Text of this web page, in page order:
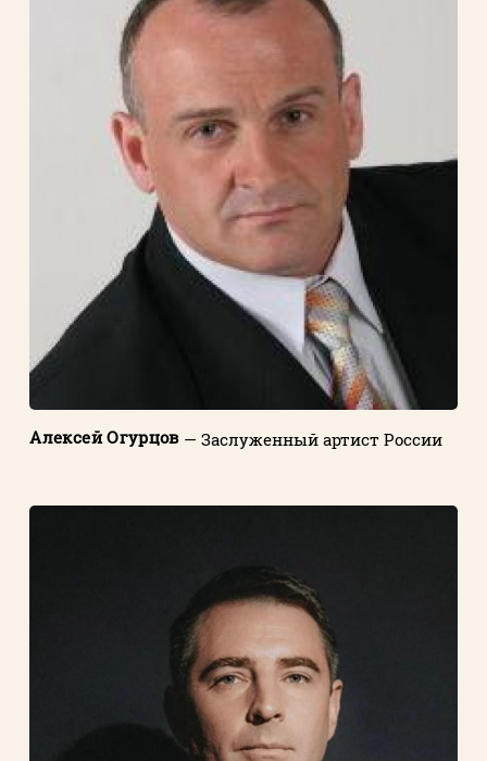
Алексей Огурцов— Заслуженный артист России